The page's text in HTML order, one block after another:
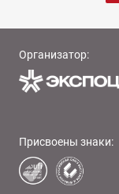
Организатор:
Присвоены знаки: